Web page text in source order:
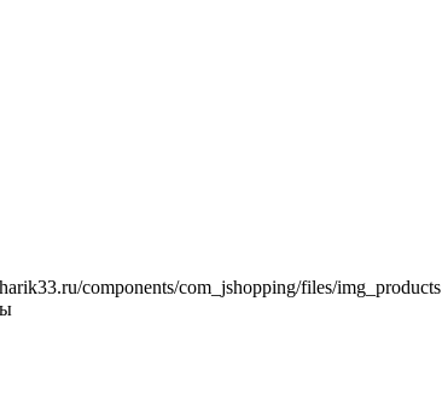
components/com_jshopping/files/img_products